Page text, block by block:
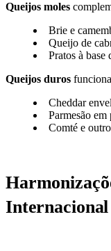
Queijos moles
Brie e
Queijo de
Pratos à base
Queijos duros
Cheddar
Parmesão em
Comté e
Internacional